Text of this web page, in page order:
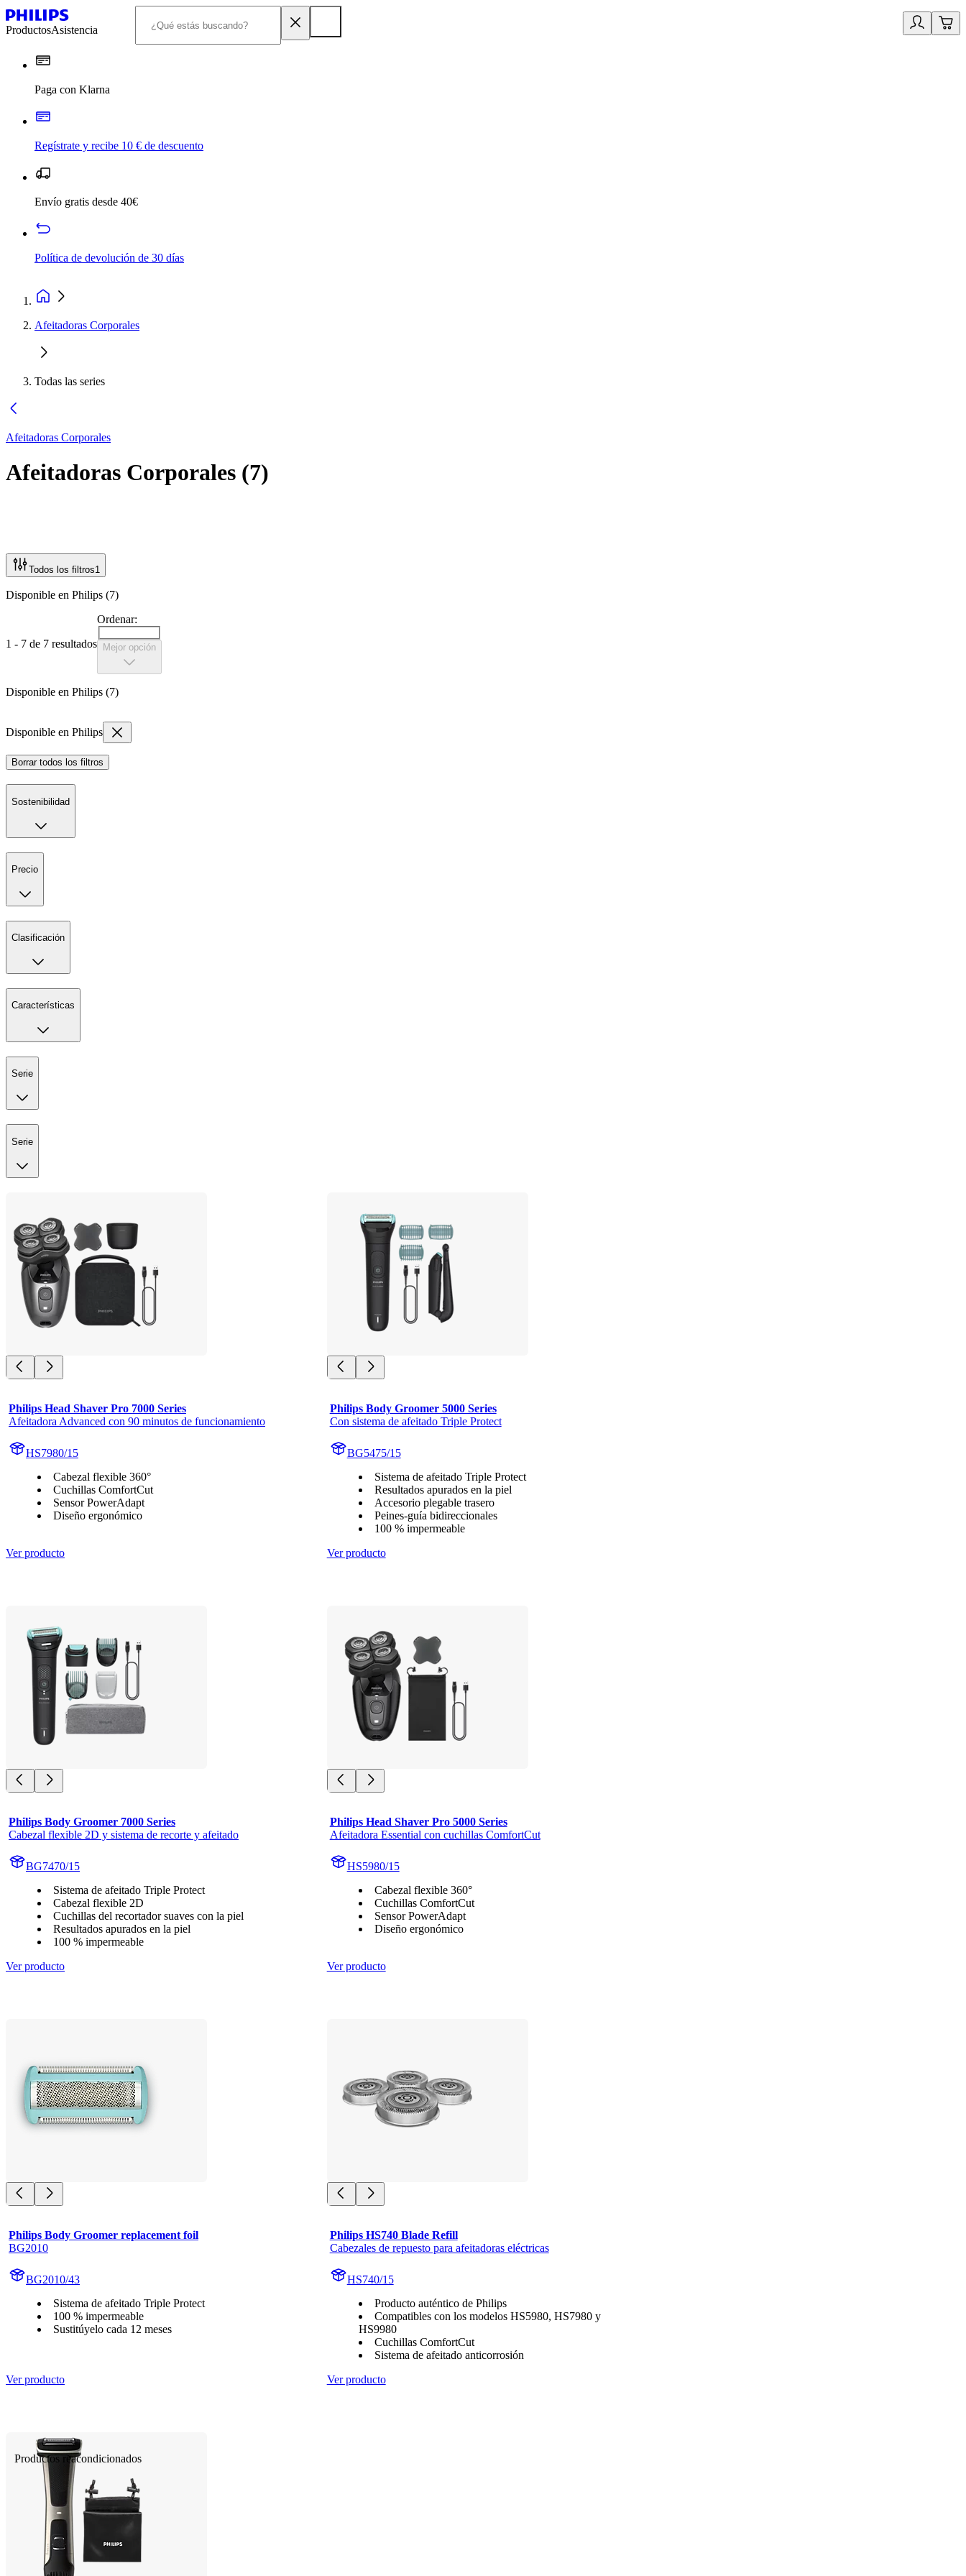
ProductosAsistencia
Paga con Klarna
Regístrate y recibe 10 € de descuento
Envío gratis desde 40€
Política de devolución de 30 días
Afeitadoras Corporales
Todas las series
Afeitadoras Corporales
Afeitadoras Corporales (7)
Todos los filtros1
Disponible en Philips (7)
1 - 7 de 7 resultados
Ordenar:
Mejor opción
Disponible en Philips (7)
Disponible en Philips
Borrar todos los filtros
Sostenibilidad
Precio
Clasificación
Características
Serie
Serie
Philips Head Shaver Pro 7000 Series
Afeitadora Advanced con 90 minutos de funcionamiento
HS7980/15
Cabezal flexible 360°
Cuchillas ComfortCut
Sensor PowerAdapt
Diseño ergonómico
Ver producto
Philips Body Groomer 5000 Series
Con sistema de afeitado Triple Protect
BG5475/15
Sistema de afeitado Triple Protect
Resultados apurados en la piel
Accesorio plegable trasero
Peines-guía bidireccionales
100 % impermeable
Ver producto
Philips Body Groomer 7000 Series
Cabezal flexible 2D y sistema de recorte y afeitado
BG7470/15
Sistema de afeitado Triple Protect
Cabezal flexible 2D
Cuchillas del recortador suaves con la piel
Resultados apurados en la piel
100 % impermeable
Ver producto
Philips Head Shaver Pro 5000 Series
Afeitadora Essential con cuchillas ComfortCut
HS5980/15
Cabezal flexible 360°
Cuchillas ComfortCut
Sensor PowerAdapt
Diseño ergonómico
Ver producto
Philips Body Groomer replacement foil
BG2010
BG2010/43
Sistema de afeitado Triple Protect
100 % impermeable
Sustitúyelo cada 12 meses
Ver producto
Philips HS740 Blade Refill
Cabezales de repuesto para afeitadoras eléctricas
HS740/15
Producto auténtico de Philips
Compatibles con los modelos HS5980, HS7980 y
HS9980
Cuchillas ComfortCut
Sistema de afeitado anticorrosión
Ver producto
Productos reacondicionados